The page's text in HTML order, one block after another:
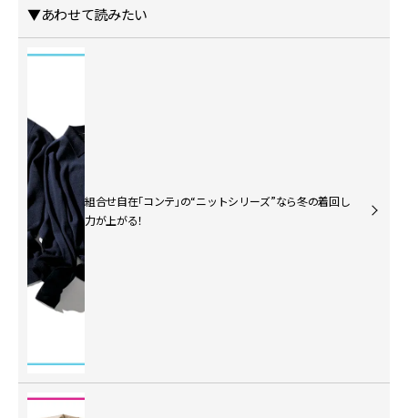
▼あわせて読みたい
組合せ自在「コンテ」の“ニットシリーズ”なら冬の着回し
力が上がる！